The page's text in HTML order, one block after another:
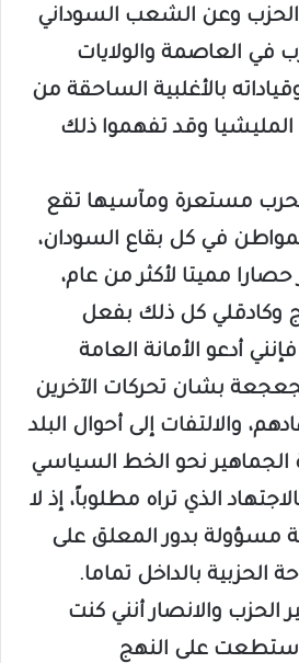
وعن الشعب السوداني
في العاصمة والولايات
بالأغلبية الساحقة من
المليشيا وقد تفهموا ذلك
مستعرة ومآسيها تقع
في كل بقاع السودان،
حصارا مميتا لأكثر من عام،
وكادقلي كل ذلك بفعل
أدعو الأمانة العامة
بشان تحركات الآخرين
والالتفات إلى أحوال البلد
الجماهير نحو الخط السياسي
الذي تراه مطلوباً، إذ لا
مسؤولة بدور المعلق على
الحزبية بالداخل تماما.
والانصار أنني كنت
على النهج